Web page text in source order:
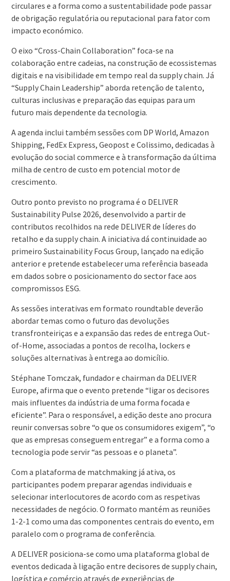
circulares e a forma como a sustentabilidade pode passar
de obrigação regulatória ou reputacional para fator com
impacto económico.
O eixo “Cross-Chain Collaboration” foca-se na
colaboração entre cadeias, na construção de ecossistemas
digitais e na visibilidade em tempo real da supply chain. Já
“Supply Chain Leadership” aborda retenção de talento,
culturas inclusivas e preparação das equipas para um
futuro mais dependente da tecnologia.
A agenda inclui também sessões com DP World, Amazon
Shipping, FedEx Express, Geopost e Colissimo, dedicadas à
evolução do social commerce e à transformação da última
milha de centro de custo em potencial motor de
crescimento.
Outro ponto previsto no programa é o DELIVER
Sustainability Pulse 2026, desenvolvido a partir de
contributos recolhidos na rede DELIVER de líderes do
retalho e da supply chain. A iniciativa dá continuidade ao
primeiro Sustainability Focus Group, lançado na edição
anterior e pretende estabelecer uma referência baseada
em dados sobre o posicionamento do sector face aos
compromissos ESG.
As sessões interativas em formato roundtable deverão
abordar temas como o futuro das devoluções
transfronteiriças e a expansão das redes de entrega Out-
of-Home, associadas a pontos de recolha, lockers e
soluções alternativas à entrega ao domicílio.
Stéphane Tomczak, fundador e chairman da DELIVER
Europe, afirma que o evento pretende “ligar os decisores
mais influentes da indústria de uma forma focada e
eficiente”. Para o responsável, a edição deste ano procura
reunir conversas sobre “o que os consumidores exigem”, “o
que as empresas conseguem entregar” e a forma como a
tecnologia pode servir “as pessoas e o planeta”.
Com a plataforma de matchmaking já ativa, os
participantes podem preparar agendas individuais e
selecionar interlocutores de acordo com as respetivas
necessidades de negócio. O formato mantém as reuniões
1-2-1 como uma das componentes centrais do evento, em
paralelo com o programa de conferência.
A DELIVER posiciona-se como uma plataforma global de
eventos dedicada à ligação entre decisores de supply chain,
logística e comércio através de experiências de